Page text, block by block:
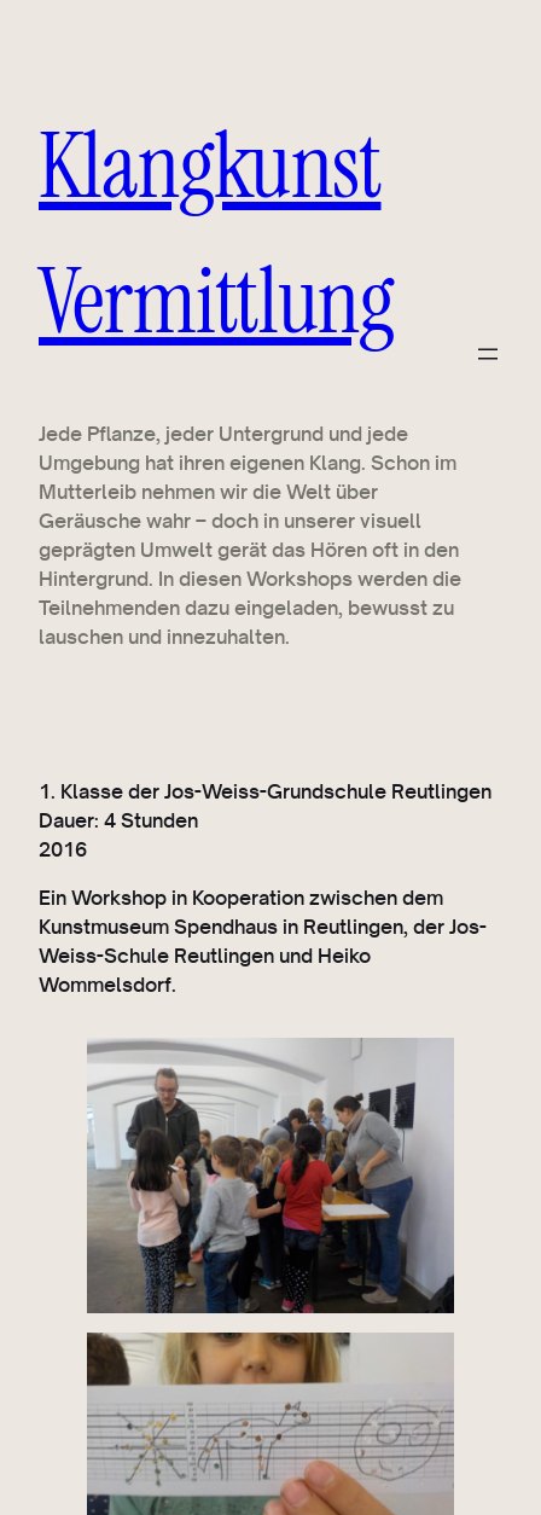
Klangkunst
Vermittlung
Jede Pflanze, jeder Untergrund und jede
Umgebung hat ihren eigenen Klang. Schon im
Mutterleib nehmen wir die Welt über
Geräusche wahr – doch in unserer visuell
geprägten Umwelt gerät das Hören oft in den
Hintergrund. In diesen Workshops werden die
Teilnehmenden dazu eingeladen, bewusst zu
lauschen und innezuhalten.
1. Klasse der Jos-Weiss-Grundschule Reutlingen
Dauer: 4 Stunden
2016
Ein Workshop in Kooperation zwischen dem
Kunstmuseum Spendhaus in Reutlingen, der Jos-
Weiss-Schule Reutlingen und Heiko
Wommelsdorf.